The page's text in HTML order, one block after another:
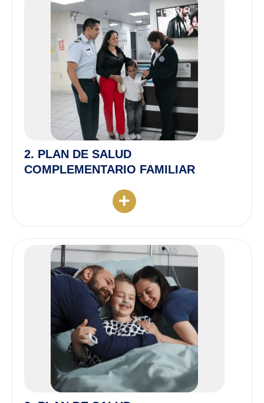
2. PLAN DE SALUD
COMPLEMENTARIO FAMILIAR